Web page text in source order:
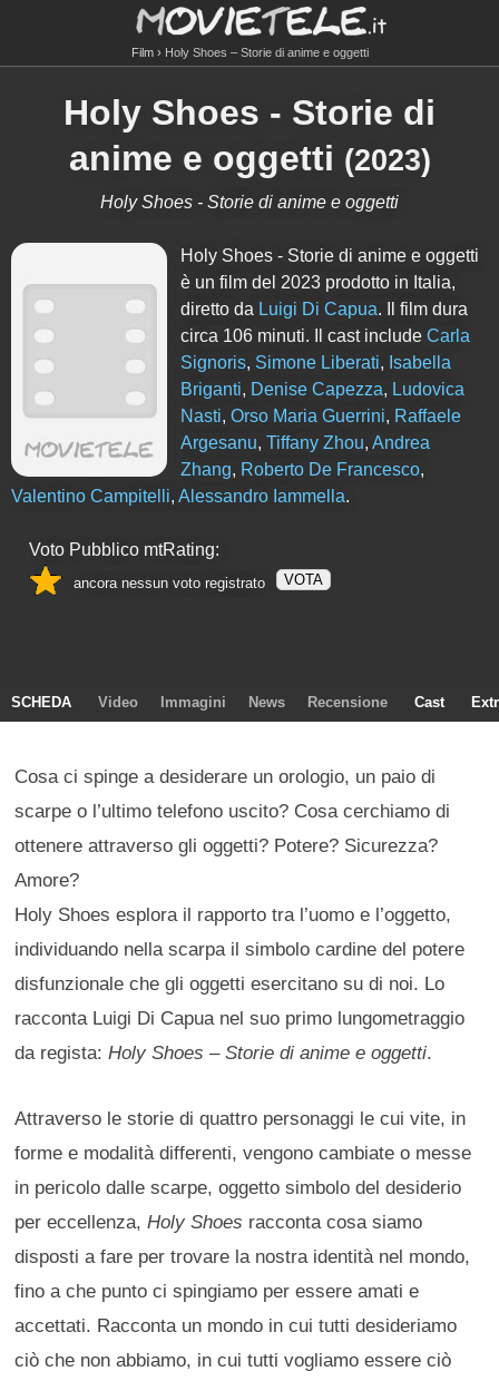
Film Holy Shoes – Storie di anime e oggetti
Holy Shoes - Storie di
anime e oggetti (2023)
Holy Shoes - Storie di anime e oggetti
Holy Shoes - Storie di anime e oggetti
è un film del 2023 prodotto in Italia,
diretto da Luigi Di Capua. Il film dura
circa 106 minuti. Il cast includeCarla
Signoris, Simone Liberati, Isabella
Briganti, Denise Capezza, Ludovica
Nasti,Orso Maria Guerrini, Raffaele
Argesanu,Tiffany Zhou,Andrea
Zhang, Roberto De Francesco,
Valentino Campitelli, Alessandro Iammella.
Voto Pubblico mtRating:
ancora nessun voto registrato VOTA
SCHEDA Video Immagini News Recensione Cast
Cosa ci spinge a desiderare un orologio, un paio di
scarpe o l’ultimo telefono uscito? Cosa cerchiamo di
ottenere attraverso gli oggetti? Potere? Sicurezza?
Amore?
Holy Shoes esplora il rapporto tra l’uomo e l’oggetto,
individuando nella scarpa il simbolo cardine del potere
disfunzionale che gli oggetti esercitano su di noi. Lo
racconta Luigi Di Capua nel suo primo lungometraggio
da regista:Holy Shoes – Storie di anime e oggetti.
Attraverso le storie di quattro personaggi le cui vite, in
forme e modalità differenti, vengono cambiate o messe
in pericolo dalle scarpe, oggetto simbolo del desiderio
per eccellenza,Holy Shoes racconta cosa siamo
disposti a fare per trovare la nostra identità nel mondo,
fino a che punto ci spingiamo per essere amati e
accettati. Racconta un mondo in cui tutti desideriamo
ciò che non abbiamo, in cui tutti vogliamo essere ciò